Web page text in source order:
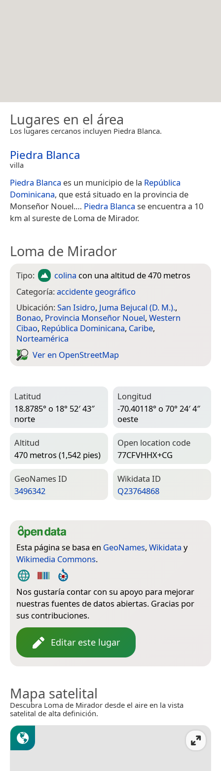
Lugares en el área
Los lugares cercanos incluyen Piedra Blanca.
Piedra Blanca
villa
Piedra Blanca es un municipio de la República
Dominicana, que está situado en la provincia de
Monseñor Nouel.​… Piedra Blanca se encuentra a 10
km al sureste de Loma de Mirador.
Loma de Mirador
Tipo: colina con una altitud de 470 metros
Categoría:accidente geográfico
Ubicación:San Isidro, Juma Bejucal (D. M.).,
Bonao, Provincia Monseñor Nouel, Western
Cibao, República Dominicana, Caribe,
Norteamérica
Ver en Open­Street­Map
Latitud
18.8785° o 18° 52′ 43″
norte
Longitud
-70.40118° o 70° 24′ 4″
oeste
Altitud
470 metros (1,542 pies)
Open location code
77CFVHHX+CG
Geo­Names ID
3496342
Wiki­data ID
Q23764868
Esta página se basa en GeoNames, Wikidata y
Wikimedia Commons.
Nos gustaría contar con su apoyo para mejorar
nuestras fuentes de datos abiertas. Gracias por
sus contribuciones.
Editar este lugar
Mapa satelital
Descubra Loma de Mirador desde el aire en la vista
satelital de alta definición.